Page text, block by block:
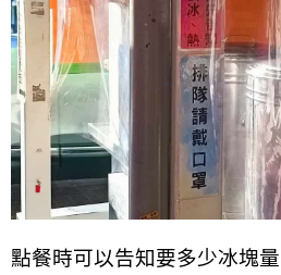
點餐時可以告知要多少冰塊量